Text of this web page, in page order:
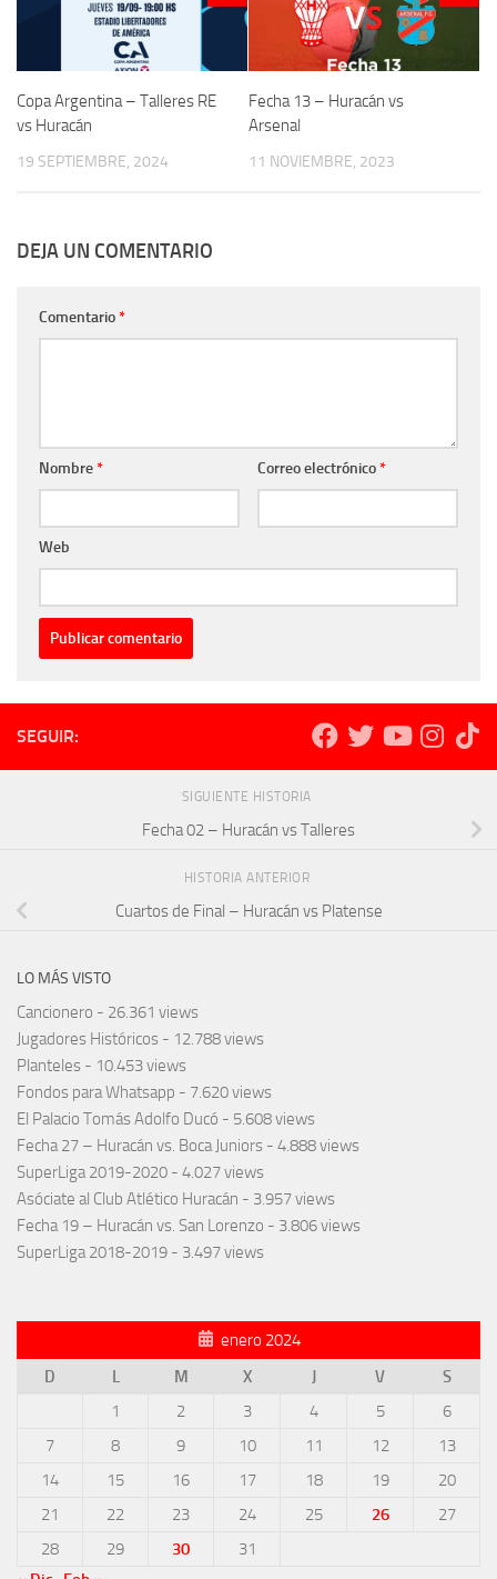
Copa Argentina – Talleres RE
vs Huracán
19 SEPTIEMBRE, 2024
Fecha 13 – Huracán vs
Arsenal
11 NOVIEMBRE, 2023
DEJA UN COMENTARIO
Comentario*
Nombre* Correo electrónico*
Web
SEGUIR:
SIGUIENTE HISTORIA
Fecha 02 – Huracán vs Talleres
HISTORIA ANTERIOR
Cuartos de Final – Huracán vs Platense
LO MÁS VISTO
Cancionero - 26.361 views
Jugadores Históricos - 12.788 views
Planteles - 10.453 views
Fondos para Whatsapp - 7.620 views
El Palacio Tomás Adolfo Ducó - 5.608 views
Fecha 27 – Huracán vs. Boca Juniors - 4.888 views
SuperLiga 2019-2020 - 4.027 views
Asóciate al Club Atlético Huracán - 3.957 views
Fecha 19 – Huracán vs. San Lorenzo - 3.806 views
SuperLiga 2018-2019 - 3.497 views
enero 2024
D
L M X J V
S
1
2 3 4 5
6
7
8 9 10 11 12
13
14
15 16 17 18 19
20
21
22 23 24 25 26
27
28
29 30
31